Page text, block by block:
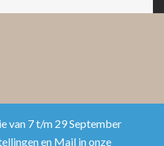
van 7 t/m 29 September
en Mail in onze